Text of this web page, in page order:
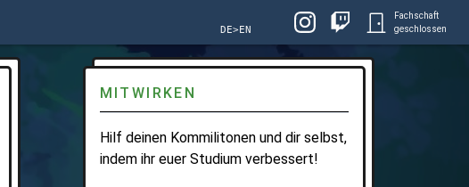
DE>EN
Fachschaft
geschlossen
MITWIRKEN
Hilf deinen Kommilitonen und dir selbst,
indem ihr euer Studium verbessert!